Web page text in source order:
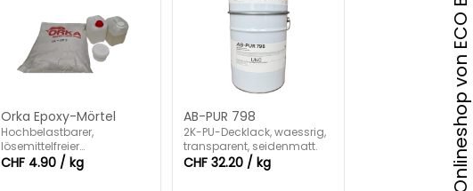
Orka Epoxy-Mörtel
Hochbelastbarer,
lösemittelfreier
Industrieboden mit
farbigem Finish.
CHF 4.90 / kg
AB-PUR 798
2K-PU-Decklack, waessrig,
transparent, seidenmatt.
CHF 32.20 / kg